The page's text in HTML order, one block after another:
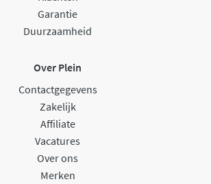
Garantie
Duurzaamheid
Over Plein
Contactgegevens
Zakelijk
Affiliate
Vacatures
Over ons
Merken